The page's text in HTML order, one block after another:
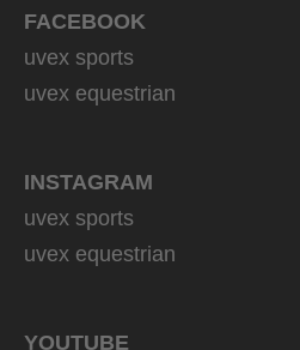
FACEBOOK
uvex sports
uvex equestrian
INSTAGRAM
uvex sports
uvex equestrian
YOUTUBE